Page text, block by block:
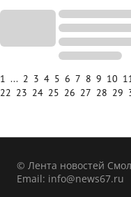
1 ... 2 3 4 5 6 7 8 9 10
22 23 24 25 26 27 28 29
© Лента новостей
Email: info@news67.ru